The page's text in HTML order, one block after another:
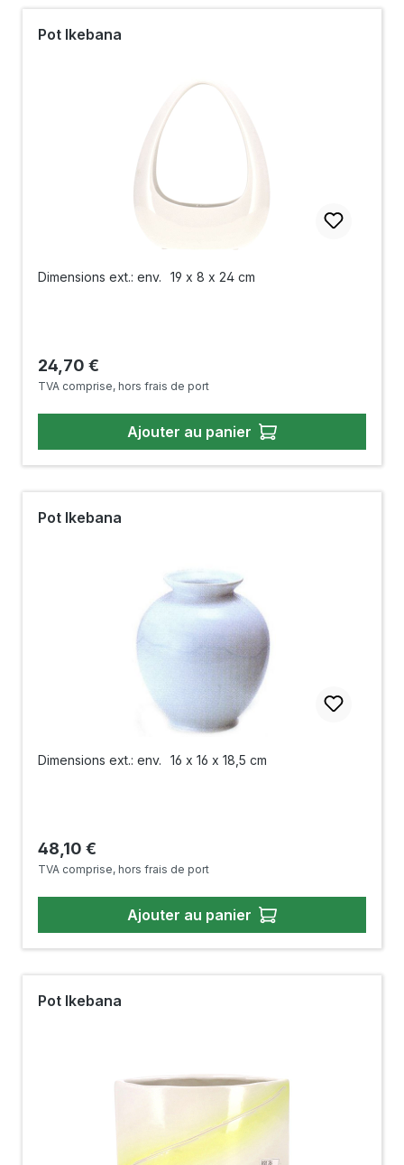
Pot Ikebana
Dimensions ext.: env. 19 x 8 x 24 cm
Prix régulier :
24,70 €
TVA comprise, hors frais de port
Ajouter au panier
Pot Ikebana
Dimensions ext.: env. 16 x 16 x 18,5 cm
Prix régulier :
48,10 €
TVA comprise, hors frais de port
Ajouter au panier
Pot Ikebana